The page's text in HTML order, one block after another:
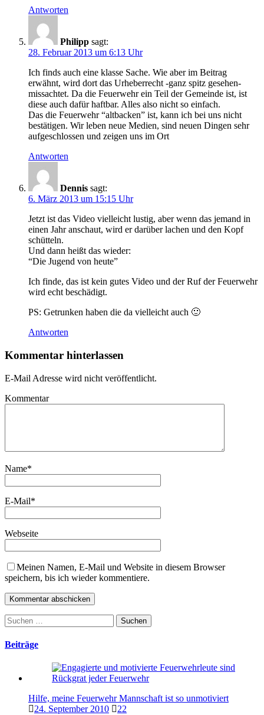
Antworten
Philipp sagt:
28. Februar 2013 um 6:13 Uhr
Ich finds auch eine klasse Sache. Wie aber im Beitrag
erwähnt, wird dort das Urheberrecht -ganz spitz gesehen-
missachtet. Da die Feuerwehr ein Teil der Gemeinde ist, ist
diese auch dafür haftbar. Alles also nicht so einfach.
Das die Feuerwehr “altbacken” ist, kann ich bei uns nicht
bestätigen. Wir leben neue Medien, sind neuen Dingen sehr
aufgeschlossen und zeigen uns im Ort
Antworten
Dennis sagt:
6. März 2013 um 15:15 Uhr
Jetzt ist das Video vielleicht lustig, aber wenn das jemand in
einen Jahr anschaut, wird er darüber lachen und den Kopf
schütteln.
Und dann heißt das wieder:
“Die Jugend von heute”
Ich finde, das ist kein gutes Video und der Ruf der Feuerwehr
wird echt beschädigt.
PS: Getrunken haben die da vielleicht auch 🙂
Antworten
Kommentar hinterlassen
E-Mail Adresse wird nicht veröffentlicht.
Kommentar
Name*
E-Mail*
Webseite
Meinen Namen, E-Mail und Website in diesem Browser
speichern, bis ich wieder kommentiere.
Suchen
nach:
Beiträge
Hilfe, meine Feuerwehr Mannschaft ist so unmotiviert
24. September 2010
22